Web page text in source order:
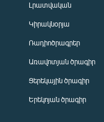
Լրատվական
Կիրակնօրյա
Ռադիոծրագրեր
Առավոտյան ծրագիր
Ցերեկային ծրագիր
Երեկոյան ծրագիր